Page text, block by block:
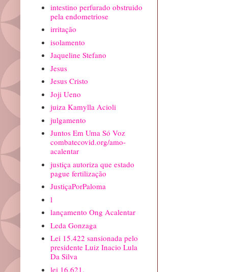
intestino perfurado obstruido
pela endometriose
irritação
isolamento
Jaqueline Stefano
Jesus
Jesus Cristo
Joji Ueno
juiza Kamylla Acioli
julgamento
Juntos Em Uma Só Voz
combatecovid.org/amo-
acalentar
justiça autoriza que estado
pague fertilização
JustiçaPorPaloma
l
lançamento Ong Acalentar
Leda Gonzaga
Lei 15.422 sansionada pelo
presidente Luiz Inacio Lula
Da Silva
lei 16.621.